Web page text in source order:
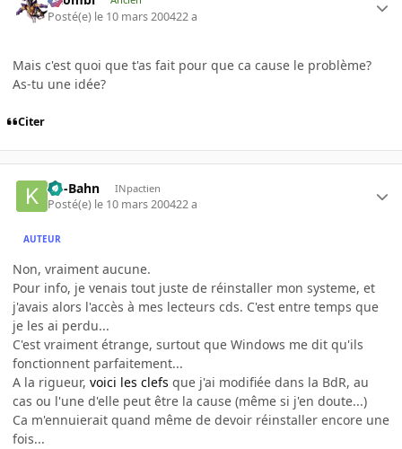
Posté(e) le 10 mars 200422 a
Mais c'est quoi que t'as fait pour que ca cause le problème?
As-tu une idée?
Citer
Ko-Bahn INpactien
Posté(e) le 10 mars 200422 a
AUTEUR
Non, vraiment aucune.
Pour info, je venais tout juste de réinstaller mon systeme, et
j'avais alors l'accès à mes lecteurs cds. C'est entre temps que
je les ai perdu...
C'est vraiment étrange, surtout que Windows me dit qu'ils
fonctionnent parfaitement...
A la rigueur, voici les clefs que j'ai modifiée dans la BdR, au
cas ou l'une d'elle peut être la cause (même si j'en doute...)
Ca m'ennuierait quand même de devoir réinstaller encore une
fois...